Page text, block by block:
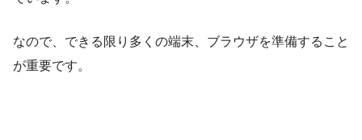
なので、できる限り多くの端末、ブラウザを準備すること
が重要です。